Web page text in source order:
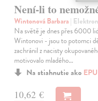
Není-li to
Wintonová Barbara|
Na světě je dnes přes 6000
Wintonovi - jsou to potomci
zachránil z nacisty
motivovalo mladého…
Na stiahnutie ako
10,62 €